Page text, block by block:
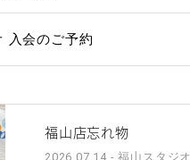
入会のご予約
福山店忘れ物
2026.07.14 - 福山スタジオ